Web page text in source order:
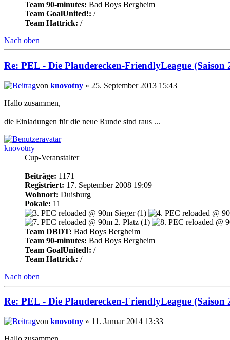
Team 90-minutes: Bad Boys Bergheim
Team GoalUnited!: /
Team Hattrick: /
Nach oben
Re: PEL - Die Plauderecken-FriendlyLeague (Saison
von knovotny » 25. September 2013 15:43
Hallo zusammen,
die Einladungen für die neue Runde sind raus ...
knovotny
Cup-Veranstalter
Beiträge: 1171
Registriert: 17. September 2008 19:09
Wohnort: Duisburg
Pokale: 11
Team DBDT: Bad Boys Bergheim
Team 90-minutes: Bad Boys Bergheim
Team GoalUnited!: /
Team Hattrick: /
Nach oben
Re: PEL - Die Plauderecken-FriendlyLeague (Saison
von knovotny » 11. Januar 2014 13:33